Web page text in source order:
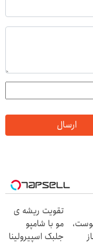
ارسال
تقویت ریشه ی
مو با شامپو
جلبک اسپیرولینا